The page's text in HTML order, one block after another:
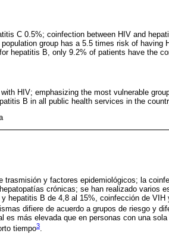
C 0.5%; coinfection between HIV and
group has a 5.5 times risk of having
hepatitis B, only 9.2% of patients have the
HIV; emphasizing the most vulnerable
B in all public health services in the
y factores epidemiológicos; la
crónicas; se han realizado varios
hepatitis B de 4,8 al 15%, coinfección de VIH
difiere de acuerdo a grupos de riesgo y
más elevada que en personas con una
tiempo3.